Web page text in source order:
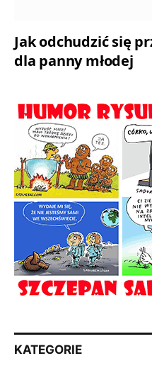
Jak odchudzić się
dla panny młodej
KATEGORIE